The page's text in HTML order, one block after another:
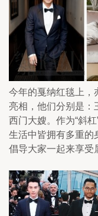
今年的戛纳红毯上，
亮相，他们分别是：
西门大嫂。作为“斜
生活中皆拥有多重的
倡导大家一起来享受